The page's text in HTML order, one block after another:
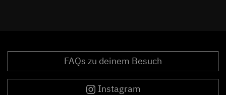
FAQs zu deinem Besuch
Instagram